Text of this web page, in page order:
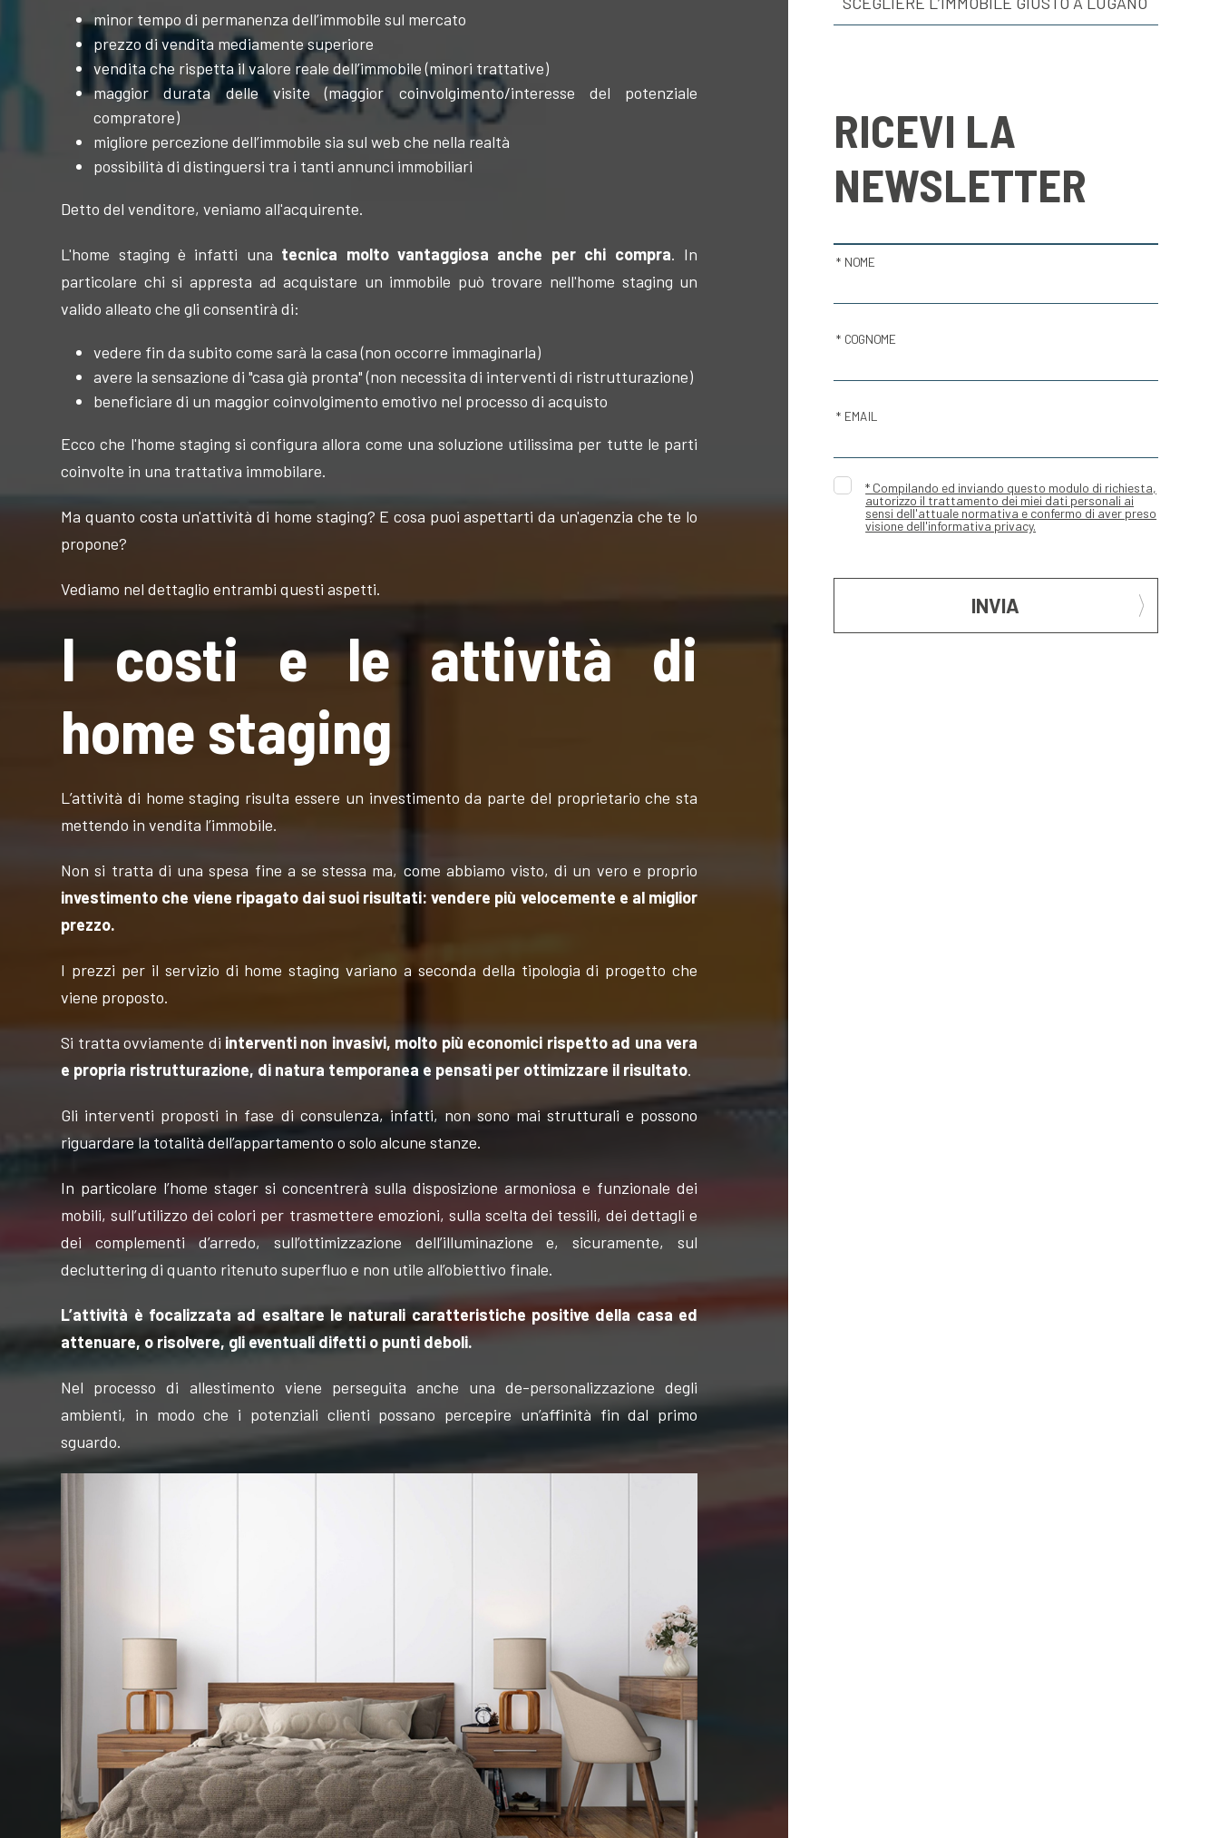
minor tempo di permanenza dell’immobile sul mercato
prezzo di vendita mediamente superiore
vendita che rispetta il valore reale dell’immobile (minori trattative)
maggior durata delle visite (maggior coinvolgimento/interesse del potenziale
compratore)
migliore percezione dell’immobile sia sul web che nella realtà
possibilità di distinguersi tra i tanti annunci immobiliari
Detto del venditore, veniamo all'acquirente.
L'home staging è infatti una tecnica molto vantaggiosa anche per chi compra. In
particolare chi si appresta ad acquistare un immobile può trovare nell'home staging un
valido alleato che gli consentirà di:
vedere fin da subito come sarà la casa (non occorre immaginarla)
avere la sensazione di "casa già pronta" (non necessita di interventi di ristrutturazione)
beneficiare di un maggior coinvolgimento emotivo nel processo di acquisto
Ecco che l'home staging si configura allora come una soluzione utilissima per tutte le parti
coinvolte in una trattativa immobilare.
Ma quanto costa un'attività di home staging? E cosa puoi aspettarti da un'agenzia che te lo
propone?
Vediamo nel dettaglio entrambi questi aspetti.
I costi e le attività di
home staging
L’attività di home staging risulta essere un investimento da parte del proprietario che sta
mettendo in vendita l’immobile.
Non si tratta di una spesa fine a se stessa ma, come abbiamo visto, di un vero e proprio
investimento che viene ripagato dai suoi risultati: vendere più velocemente e al miglior
prezzo.
I prezzi per il servizio di home staging variano a seconda della tipologia di progetto che
viene proposto.
Si tratta ovviamente di interventi non invasivi, molto più economici rispetto ad una vera
e propria ristrutturazione, di natura temporanea e pensati per ottimizzare il risultato.
Gli interventi proposti in fase di consulenza, infatti, non sono mai strutturali e possono
riguardare la totalità dell’appartamento o solo alcune stanze.
In particolare l’home stager si concentrerà sulla disposizione armoniosa e funzionale dei
mobili, sull’utilizzo dei colori per trasmettere emozioni, sulla scelta dei tessili, dei dettagli e
dei complementi d’arredo, sull’ottimizzazione dell’illuminazione e, sicuramente, sul
decluttering di quanto ritenuto superfluo e non utile all’obiettivo finale.
L’attività è focalizzata ad esaltare le naturali caratteristiche positive della casa ed
attenuare, o risolvere, gli eventuali difetti o punti deboli.
Nel processo di allestimento viene perseguita anche una de-personalizzazione degli
ambienti, in modo che i potenziali clienti possano percepire un’affinità fin dal primo
sguardo.
RICEVI LA
NEWSLETTER
* NOME
* COGNOME
* EMAIL
* Compilando ed inviando questo modulo di richiesta,
autorizzo il trattamento dei miei dati personali ai
sensi dell'attuale normativa e confermo di aver preso
visione dell'informativa privacy.
INVIA